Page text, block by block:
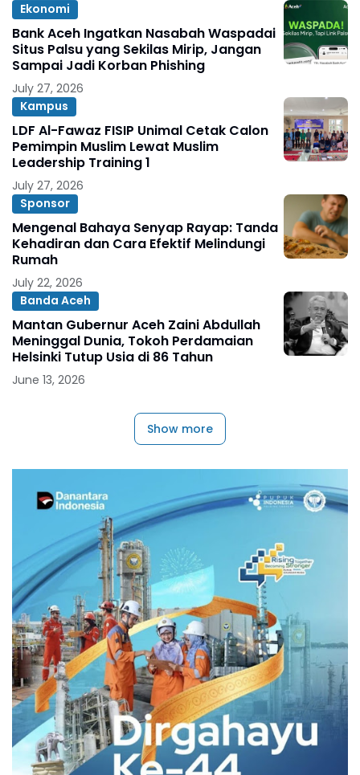
Ekonomi
Bank Aceh Ingatkan Nasabah Waspadai
Situs Palsu yang Sekilas Mirip, Jangan
Sampai Jadi Korban Phishing
July 27, 2026
Kampus
LDF Al-Fawaz FISIP Unimal Cetak Calon
Pemimpin Muslim Lewat Muslim
Leadership Training 1
July 27, 2026
Sponsor
Mengenal Bahaya Senyap Rayap: Tanda
Kehadiran dan Cara Efektif Melindungi
Rumah
July 22, 2026
Banda Aceh
Mantan Gubernur Aceh Zaini Abdullah
Meninggal Dunia, Tokoh Perdamaian
Helsinki Tutup Usia di 86 Tahun
June 13, 2026
Show more